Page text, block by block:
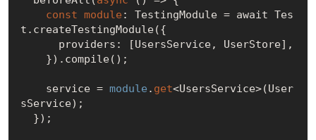
const module : TestingModule = await Tes
t.createTestingModule({
    service =
module . get<UsersService>(User
sService);